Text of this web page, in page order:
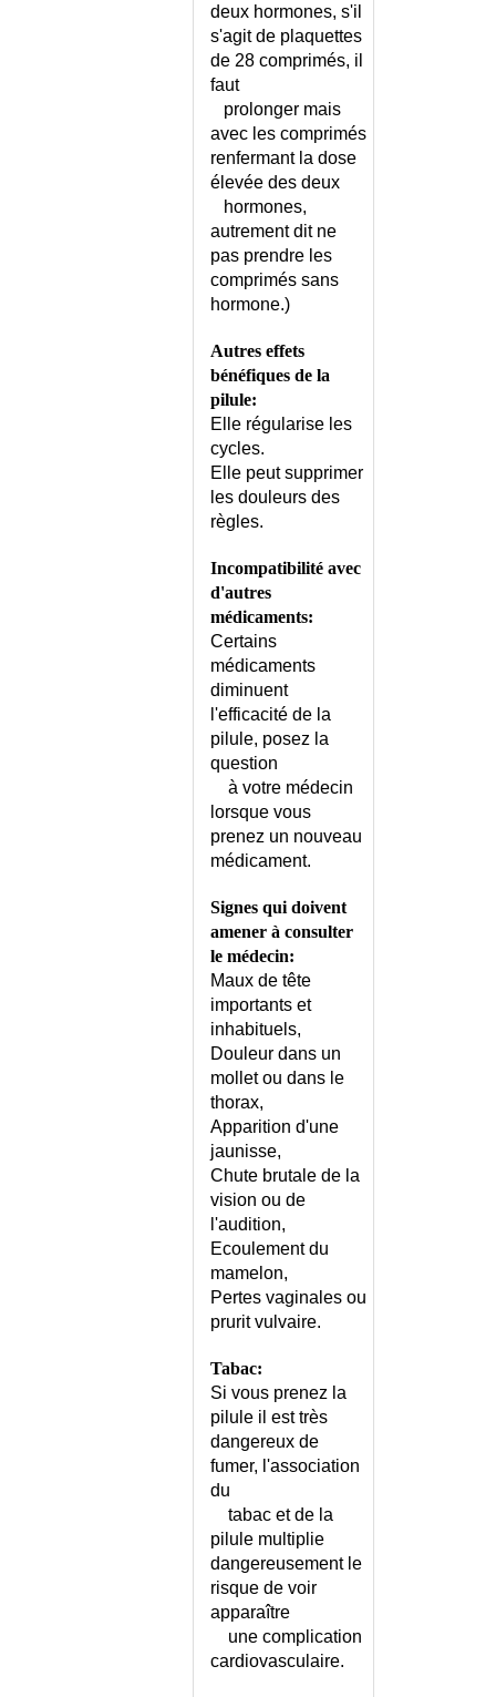
DESORIENTATION TEMPORO-
DEVELOPPEMENT DE
DEVELOPPEMENT DU
DEVIATION DE LA CLOISON
DI GEORGE (SYNDROME DE)
DIABETE - AUTOMESURE DE
DIABETE - CONSEILS REGIME
DIABETE - LECTEURS DE
DIABETE - PIED DIABETIQUE
DIABETE - PIED DIABETIQUE -
DIABETE - STADE DE
DIABETE - STADE DE
PREDIABETE - DEPISTAGE
DIABETE ET VOYAGE
DIABETE GESTATIONNEL
INSULINOREQUERANT
INSULINOREQUERANT -
DIABETE TYPE I - CONSEILS
DIABETE TYPE I OU TYPE II ?
DIABETE TYPE II - CONSEILS
DIABETE TYPE II - FACTEURS
DIABETE TYPE NON I NON II
DIALYSE HEPATIQUE
DIALYSE PERITONEALE
DIARRHEE AIGUE DE L'ADULTE
DIARRHEE AIGUE DE L'ADULTE
DIARRHEE AIGUE DU
NOURRISSON - CONSEILS
DIARRHEE CHRONIQUE DE
DIARRHEE CHRONIQUE DU
DIARRHEE DU VOYAGEUR
DIFFICULTES SCOLAIRES
DILATATION D'ESTOMAC
DIOGENE (SYNDROME DE)
DIRECTIVES ANTICIPEES
deux hormones, s'il
s'agit de plaquettes
de 28 comprimés, il
faut
prolonger mais
avec les comprimés
renfermant la dose
élevée des deux
hormones,
autrement dit ne
pas prendre les
comprimés sans
hormone.)
Autres effets
bénéfiques de la
pilule:
Elle régularise les
cycles.
Elle peut supprimer
les douleurs des
règles.
Incompatibilité avec
d'autres
médicaments:
Certains
médicaments
diminuent
l'efficacité de la
pilule, posez la
question
à votre médecin
lorsque vous
prenez un nouveau
médicament.
Signes qui doivent
amener à consulter
le médecin:
Maux de tête
importants et
inhabituels,
Douleur dans un
mollet ou dans le
thorax,
Apparition d'une
jaunisse,
Chute brutale de la
vision ou de
l'audition,
Ecoulement du
mamelon,
Pertes vaginales ou
prurit vulvaire.
Tabac:
Si vous prenez la
pilule il est très
dangereux de
fumer, l'association
du
tabac et de la
pilule multiplie
dangereusement le
risque de voir
apparaître
une complication
cardiovasculaire.